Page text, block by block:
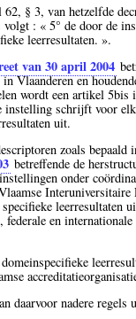
§ 3, van hetzelfde
volgt : « 5° de door de
leerresultaten. ».
van 30 april 2004
Vlaanderen en
wordt een artikel 5bis
schrijft voor
uit.
zoals
betreffende de
onder
Interuniversitaire
leerresultaten
federale en
daarvoor nadere regels